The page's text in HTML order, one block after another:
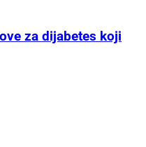
za dijabetes koji